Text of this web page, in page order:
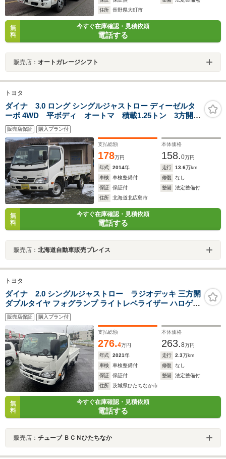
住所
長野県大町市
無
料
今すぐ在庫確認・見積依頼
電話する
販売店： オートガレージシフト
トヨタ
ダイナ 3.0 ロング シングルジャストロー ディーゼルタ
ーボ 4WD 平ボディ オートマ 積載1.25トン 3方開・
平ボディトラック
販売店保証 購入プラン付
支払総額
178万円
本体価格
158.0万円
年式
2014年 走行 13.6万km
車検
車検整備付 修復
なし
保証
保証付 整備
法定整備付
住所
北海道北広島市
無
料
今すぐ在庫確認・見積依頼
電話する
販売店： 北海道自動車販売プレイス
トヨタ
ダイナ 2.0 シングルジャストロー ラジオデッキ 三方開
ダブルタイヤ フォグランプ ライトレベライザー ハロゲン
ヘッドライト チルトステアリング マニュアルエアコン
ABS パワーステアリング パワーウィンドウ
販売店保証 購入プラン付
支払総額
276.4万円
本体価格
263.8万円
年式
2021年 走行 2.3万km
車検
車検整備付 修復
なし
保証
保証付 整備
法定整備付
住所
茨城県ひたちなか市
無
料
今すぐ在庫確認・見積依頼
電話する
販売店： チューブ ＢＣＮひたちなか